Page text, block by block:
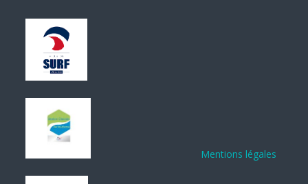
Mentions légales